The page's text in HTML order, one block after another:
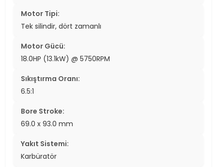
Motor Tipi:
Tek silindir, dört zamanlı
Motor Gücü:
18.0HP (13.1kW) @ 5750RPM
Sıkıştırma Oranı:
6.5:1
Bore Stroke:
69.0 x 93.0 mm
Yakıt Sistemi:
Karbüratör